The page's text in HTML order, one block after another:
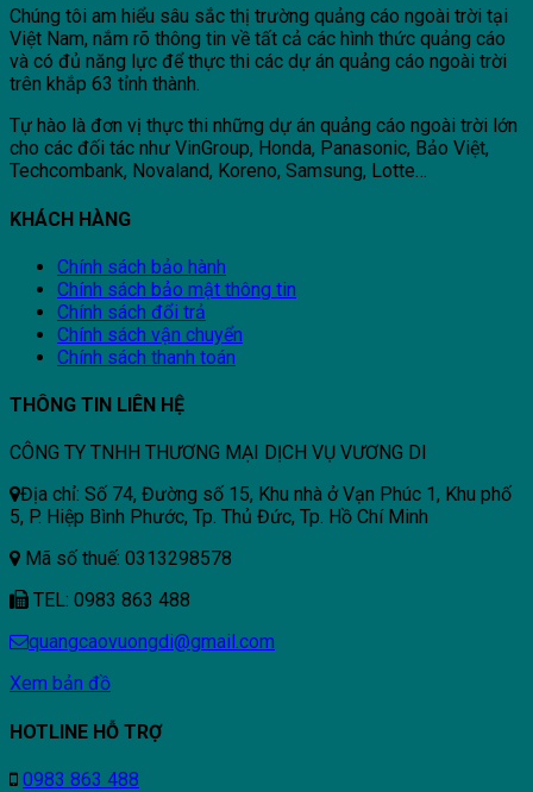
Chúng tôi am hiểu sâu sắc thị trường quảng cáo ngoài trời tại
Việt Nam, nắm rõ thông tin về tất cả các hình thức quảng cáo
và có đủ năng lực để thực thi các dự án quảng cáo ngoài trời
trên khắp 63 tỉnh thành.
Tự hào là đơn vị thực thi những dự án quảng cáo ngoài trời lớn
cho các đối tác như VinGroup, Honda, Panasonic, Bảo Việt,
Techcombank, Novaland, Koreno, Samsung, Lotte…
KHÁCH HÀNG
Chính sách bảo hành
Chính sách bảo mật thông tin
Chính sách đổi trả
Chính sách vận chuyển
Chính sách thanh toán
THÔNG TIN LIÊN HỆ
CÔNG TY TNHH THƯƠNG MẠI DỊCH VỤ VƯƠNG DI
Địa chỉ: Số 74, Đường số 15, Khu nhà ở Vạn Phúc 1, Khu phố
5, P. Hiệp Bình Phước, Tp. Thủ Đức, Tp. Hồ Chí Minh
Mã số thuế: 0313298578
TEL: 0983 863 488
quangcaovuongdi@gmail.com
Xem bản đồ
HOTLINE HỖ TRỢ
0983 863 488